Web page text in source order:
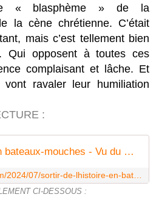
« blasphème » de la
la cène chrétienne. C’était
mais c’est tellement bien
Qui opposent à toutes ces
complaisant et lâche. Et
ravaler leur humiliation
:
Sortir de l'Histoire en bateaux-mouches - Vu du Droit
CI-DESSOUS :